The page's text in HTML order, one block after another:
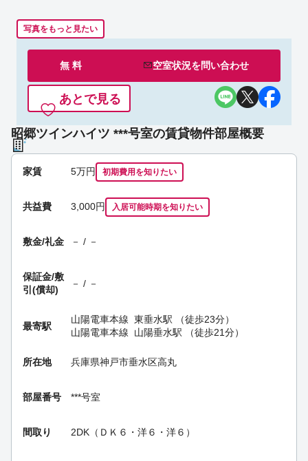
写真をもっと見たい
無 料 空室状況を問い合わせ
あとで見る
昭郷ツインハイツ ***号室の賃貸物件部屋概要
家賃 5万円 初期費用を知りたい
共益費 3,000円 入居可能時期を知りたい
敷金/礼金 － / －
保証金/敷
引(償却)
－ / －
最寄駅
山陽電車本線 東垂水駅 （徒歩23分）
山陽電車本線
山陽垂水駅 （徒歩21分）
所在地 兵庫県神戸市垂水区高丸
部屋番号 ***号室
間取り 2DK（ＤＫ６・洋６・洋６）